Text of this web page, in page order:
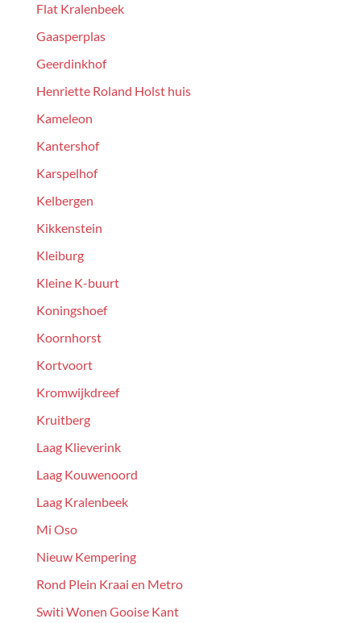
Flat Kralenbeek
Gaasperplas
Geerdinkhof
Henriette Roland Holst huis
Kameleon
Kantershof
Karspelhof
Kelbergen
Kikkenstein
Kleiburg
Kleine K-buurt
Koningshoef
Koornhorst
Kortvoort
Kromwijkdreef
Kruitberg
Laag Klieverink
Laag Kouwenoord
Laag Kralenbeek
Mi Oso
Nieuw Kempering
Rond Plein Kraai en Metro
Switi Wonen Gooise Kant